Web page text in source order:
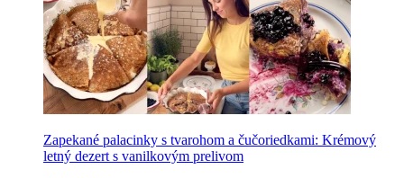
Zapekané palacinky s tvarohom a čučoriedkami: Krémový
letný dezert s vanilkovým prelivom